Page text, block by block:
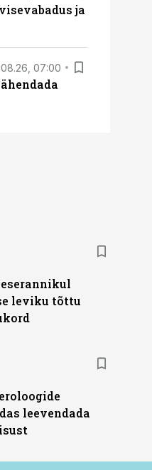
ja
07:00
leviku tõttu
leevendada